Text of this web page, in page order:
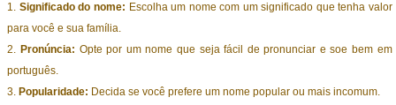
Significado do nome: Escolha um nome com um significado que tenha valor
para você e sua família.
Pronúncia: Opte por um nome que seja fácil de pronunciar e soe bem em
português.
Popularidade: Decida se você prefere um nome popular ou mais incomum.